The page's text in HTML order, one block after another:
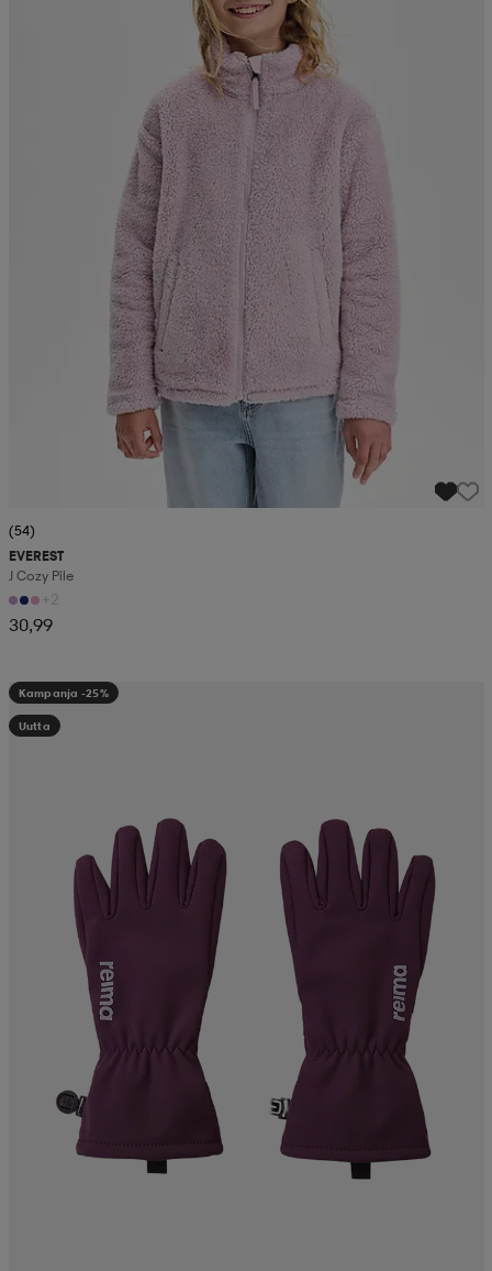
(54)
EVEREST
J Cozy Pile
+2
30,99
Kampanja -25%
Uutta